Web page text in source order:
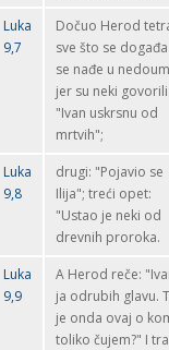
Luka
9,7
Dočuo Herod
sve što se
se nađe u
jer su neki
"Ivan uskrsnu od
mrtvih";
Luka
9,8
drugi: "Pojavio se
Ilija"; treći opet:
"Ustao je neki od
drevnih proroka.
Luka
9,9
A Herod reče:
ja odrubih glavu.
je onda ovaj o
toliko čujem?" I